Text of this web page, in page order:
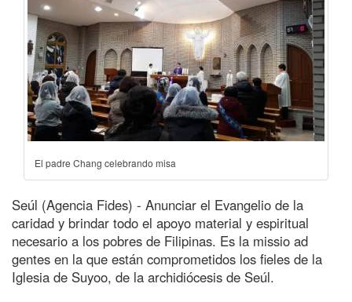
El padre Chang celebrando misa
Seúl (Agencia Fides) - Anunciar el Evangelio de la
caridad y brindar todo el apoyo material y espiritual
necesario a los pobres de Filipinas. Es la missio ad
gentes en la que están comprometidos los fieles de la
Iglesia de Suyoo, de la archidiócesis de Seúl.